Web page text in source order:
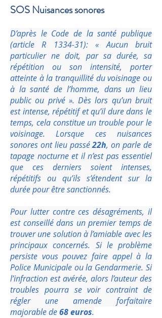
SOS Nuisances sonores
D’après le Code de la santé publique
(article R 1334-31): « Aucun bruit
particulier ne doit, par sa durée, sa
répétition ou son intensité, porter
atteinte à la tranquillité du voisinage ou
à la santé de l’homme, dans un lieu
public ou privé ». Dès lors qu’un bruit
est intense, répétitif et qu’il dure dans le
temps, cela constitue un trouble pour le
voisinage. Lorsque ces nuisances
sonores ont lieu passé22h, on parle de
tapage nocturne et il n’est pas essentiel
que ces derniers soient intenses,
répétitifs ou qu’ils s’étendent sur la
durée pour être sanctionnés.
Pour lutter contre ces désagréments, il
est conseillé dans un premier temps de
trouver une solution à l’amiable avec les
principaux concernés. Si le problème
persiste vous pouvez faire appel à la
Police Municipale ou la Gendarmerie. Si
l’infraction est avérée, alors l’auteur des
troubles pourra se voir contraint de
régler une amende forfaitaire
majorable de68 euros.